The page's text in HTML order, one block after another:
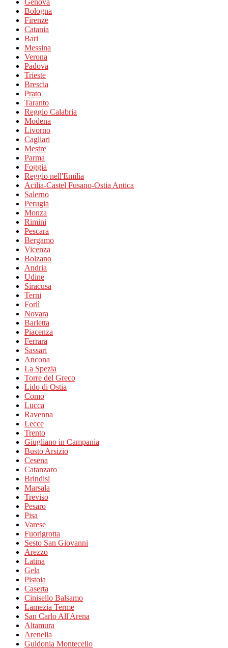
Bologna
Firenze
Catania
Bari
Messina
Verona
Padova
Trieste
Brescia
Prato
Taranto
Reggio Calabria
Modena
Livorno
Cagliari
Mestre
Parma
Foggia
Reggio nell'Emilia
Acilia-Castel Fusano-Ostia Antica
Salerno
Perugia
Monza
Rimini
Pescara
Bergamo
Vicenza
Bolzano
Andria
Udine
Siracusa
Terni
Forlì
Novara
Barletta
Piacenza
Ferrara
Sassari
Ancona
La Spezia
Torre del Greco
Lido di Ostia
Como
Lucca
Ravenna
Lecce
Trento
Giugliano in Campania
Busto Arsizio
Cesena
Catanzaro
Brindisi
Marsala
Treviso
Pesaro
Pisa
Varese
Fuorigrotta
Sesto San Giovanni
Arezzo
Latina
Gela
Pistoia
Caserta
Cinisello Balsamo
Lamezia Terme
San Carlo All'Arena
Altamura
Arenella
Guidonia Montecelio